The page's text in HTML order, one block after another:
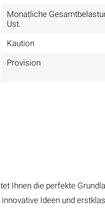
Monatliche
Ust.
Kaution
Provision
Ihnen die perfekte
Ideen und